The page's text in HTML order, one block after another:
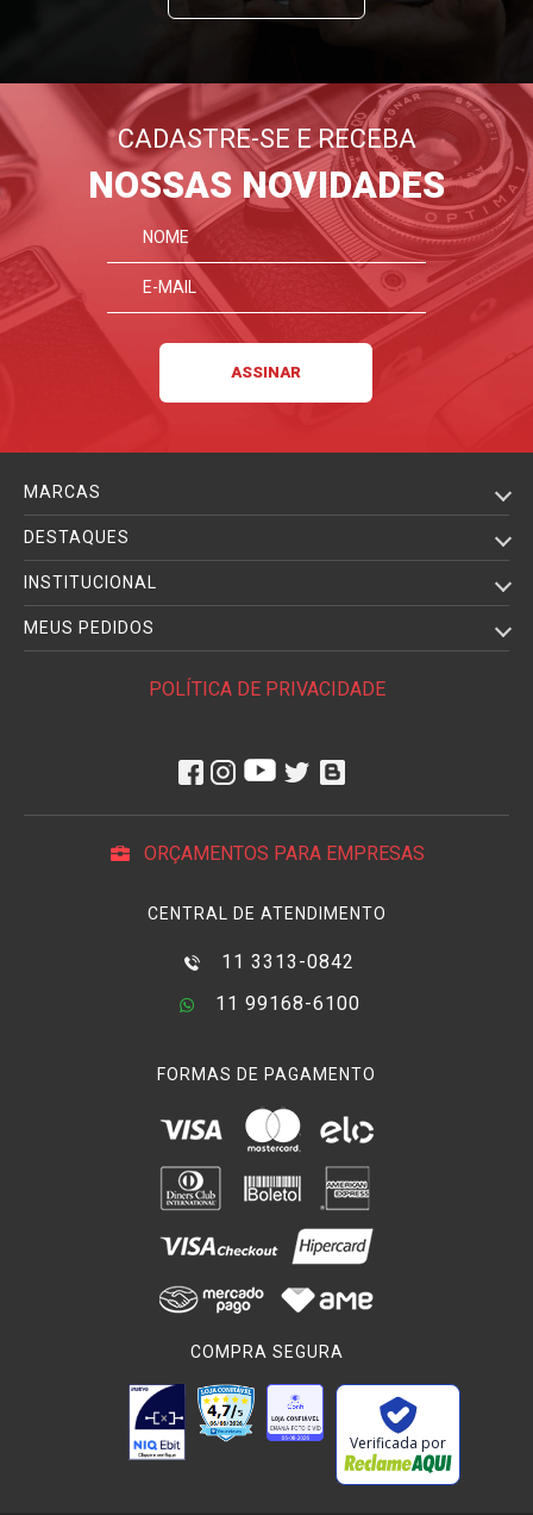
CADASTRE-SE E RECEBA
NOSSAS NOVIDADES
MARCAS
DESTAQUES
INSTITUCIONAL
MEUS PEDIDOS
POLÍTICA DE PRIVACIDADE
ORÇAMENTOS PARA EMPRESAS
CENTRAL DE ATENDIMENTO
11 3313-0842
11 99168-6100
FORMAS DE PAGAMENTO
COMPRA SEGURA
Verificada por